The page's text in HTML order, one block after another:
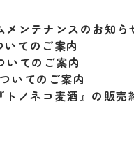
ンテナンスのお知ら
てのご案内
いてのご案内
いてのご案内
トノネコ麦酒』の販売